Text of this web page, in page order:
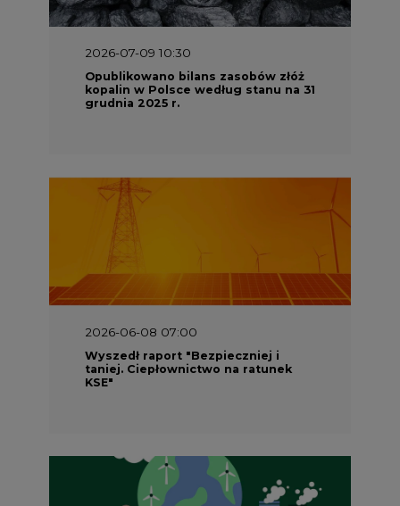
2026-07-09 10:30
Opublikowano bilans zasobów złóż
kopalin w Polsce według stanu na 31
grudnia 2025 r.
2026-06-08 07:00
Wyszedł raport "Bezpieczniej i
taniej. Ciepłownictwo na ratunek
KSE"